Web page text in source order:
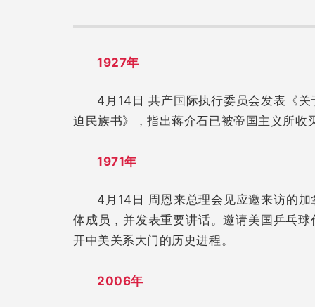
1927年
4月14日 共产国际执行委员会发表《
迫民族书》，指出蒋介石已被帝国主义所
1971年
4月14日 周恩来总理会见应邀来访的
体成员，并发表重要讲话。邀请美国乒乓
开中美关系大门的历史进程。
2006年